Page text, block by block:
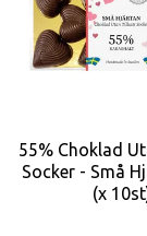
55% Choklad
Socker - Små
(x